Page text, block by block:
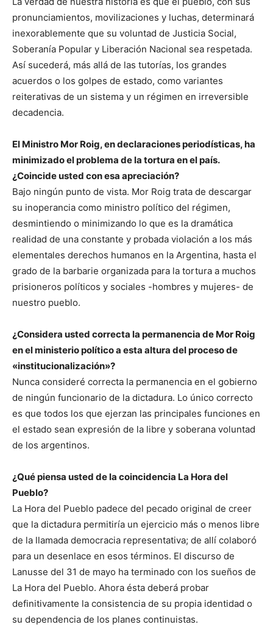
pronunciamientos, movilizaciones y luchas, determinará
inexorablemente que su voluntad de Justicia Social,
Soberanía Popular y Liberación Nacional sea respetada.
Así sucederá, más allá de las tutorías, los grandes
acuerdos o los golpes de estado, como variantes
reiterativas de un sistema y un régimen en irreversible
decadencia.
El Ministro Mor Roig, en declaraciones periodísticas, ha
minimizado el problema de la tortura en el país.
¿Coincide usted con esa apreciación?
Bajo ningún punto de vista. Mor Roig trata de descargar
su inoperancia como ministro político del régimen,
desmintiendo o minimizando lo que es la dramática
realidad de una constante y probada violación a los más
elementales derechos humanos en la Argentina, hasta el
grado de la barbarie organizada para la tortura a muchos
prisioneros políticos y sociales -hombres y mujeres- de
nuestro pueblo.
¿Considera usted correcta la permanencia de Mor Roig
en el ministerio político a esta altura del proceso de
«institucionalización»?
Nunca consideré correcta la permanencia en el gobierno
de ningún funcionario de la dictadura. Lo único correcto
es que todos los que ejerzan las principales funciones en
el estado sean expresión de la libre y soberana voluntad
de los argentinos.
¿Qué piensa usted de la coincidencia La Hora del
Pueblo?
La Hora del Pueblo padece del pecado original de creer
que la dictadura permitiría un ejercicio más o menos libre
de la llamada democracia representativa; de allí colaboró
para un desenlace en esos términos. El discurso de
Lanusse del 31 de mayo ha terminado con los sueños de
La Hora del Pueblo. Ahora ésta deberá probar
definitivamente la consistencia de su propia identidad o
su dependencia de los planes continuistas.